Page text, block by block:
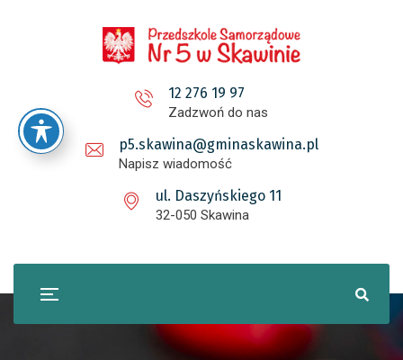
12 276 19 97
Zadzwoń do nas
p5.skawina@gminaskawina.pl
Napisz wiadomość
ul. Daszyńskiego 11
32-050 Skawina